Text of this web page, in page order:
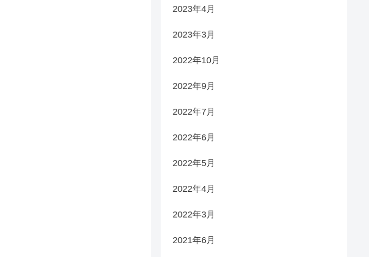
2023年4月
2023年3月
2022年10月
2022年9月
2022年7月
2022年6月
2022年5月
2022年4月
2022年3月
2021年6月